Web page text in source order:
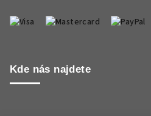
Kde nás najdete